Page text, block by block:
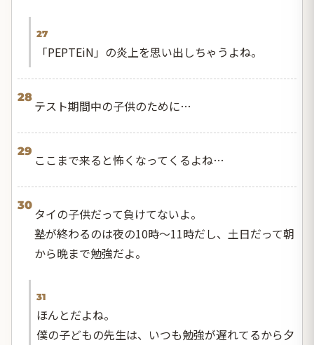
27
「PEPTEiN」の炎上を思い出しちゃうよね。
28
テスト期間中の子供のために…
29
ここまで来ると怖くなってくるよね…
30
タイの子供だって負けてないよ。
塾が終わるのは夜の10時〜11時だし、土日だって朝
から晩まで勉強だよ。
31
ほんとだよね。
僕の子どもの先生は、いつも勉強が遅れてるから夕